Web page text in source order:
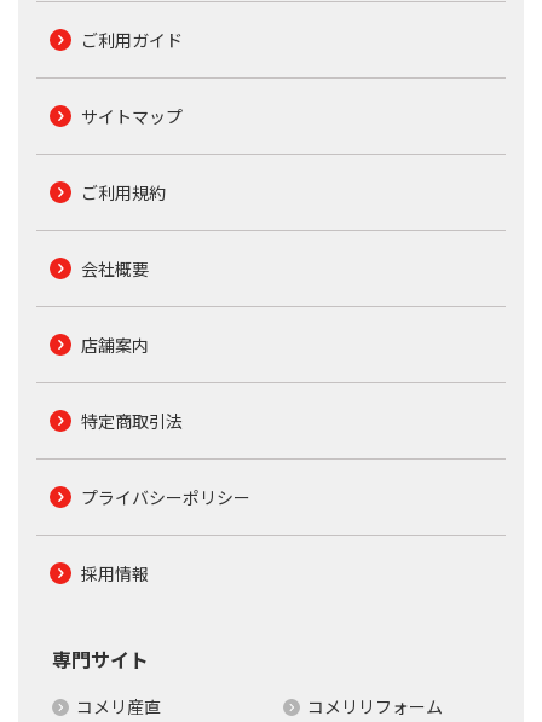
ご利用ガイド
サイトマップ
ご利用規約
会社概要
店舗案内
特定商取引法
プライバシーポリシー
採用情報
専門サイト
コメリ産直 コメリリフォーム